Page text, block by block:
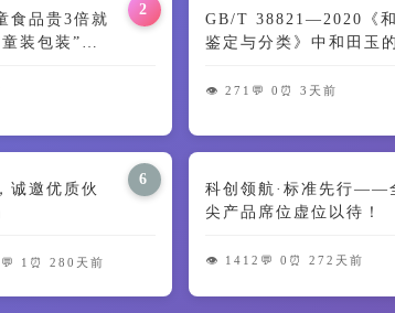
2
食品贵3倍就
装包装”交
GB/T 38821—2020《
鉴定与分类》中和田玉
👁️ 271 💬 0 ⏰ 3天前
6
诚邀优质伙
💬 1 ⏰ 280天前
科创领航·标准先行——
尖产品席位虚位以待！
👁️ 1412 💬 0 ⏰ 272天前